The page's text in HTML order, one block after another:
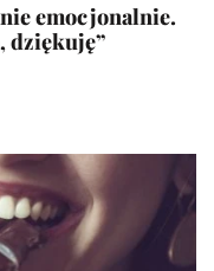
emocjonalnie.
dziękuję”